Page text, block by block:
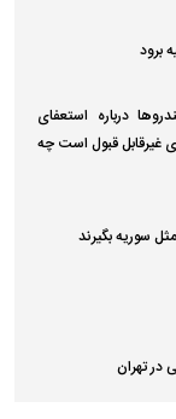
برود
درباره استعفای
غیرقابل قبول است چه
در تهران